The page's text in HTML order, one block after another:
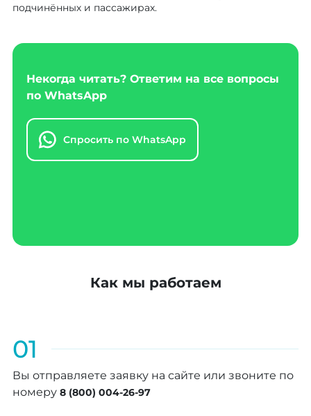
подчинённых и пассажирах.
Некогда читать? Ответим на все вопросы
по WhatsApp
Спросить по WhatsApp
Как мы работаем
01
Вы отправляете заявку на сайте или звоните по
номеру 8 (800) 004-26-97